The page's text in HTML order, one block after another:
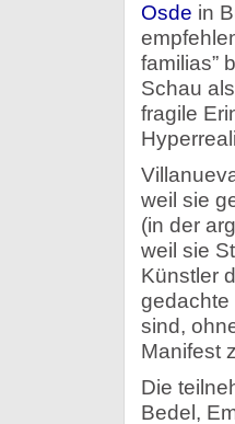
Osde in
familias”
Schau
fragile
weil sie
(in der
weil sie
Künstler
gedachte
sind,
Manifest
Die
Bedel,